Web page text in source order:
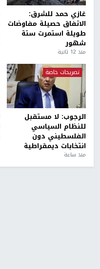
غازي حمد للشرق:
الاتفاق حصيلة مفاوضات
طويلة استمرت ستة
شهور
منذ 12 ثانية
تصريحات خاصة
الرجوب: لا مستقبل
للنظام السياسي
الفلسطيني دون
انتخابات ديمقراطية
منذ ساعة